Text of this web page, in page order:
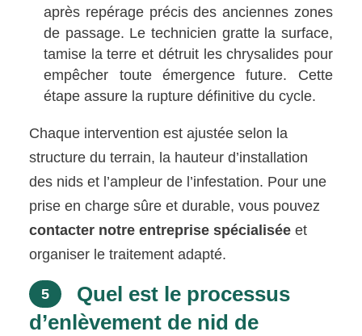
après repérage précis des anciennes zones
de passage. Le technicien gratte la surface,
tamise la terre et détruit les chrysalides pour
empêcher toute émergence future. Cette
étape assure la rupture définitive du cycle.
Chaque intervention est ajustée selon la
structure du terrain, la hauteur d’installation
des nids et l’ampleur de l’infestation. Pour une
prise en charge sûre et durable, vous pouvez
contacter notre entreprise spécialisée et
organiser le traitement adapté.
5
Quel est le processus
d’enlèvement de nid de